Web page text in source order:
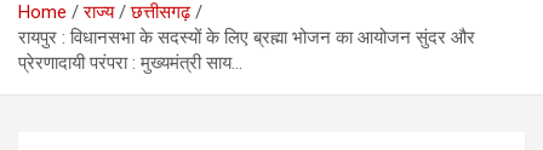
Home राज्य
छत्तीसगढ़
रायपुर : विधानसभा के सदस्यों के लिए ब्रह्मा भोजन का आयोजन सुंदर और
प्रेरणादायी परंपरा : मुख्यमंत्री साय…